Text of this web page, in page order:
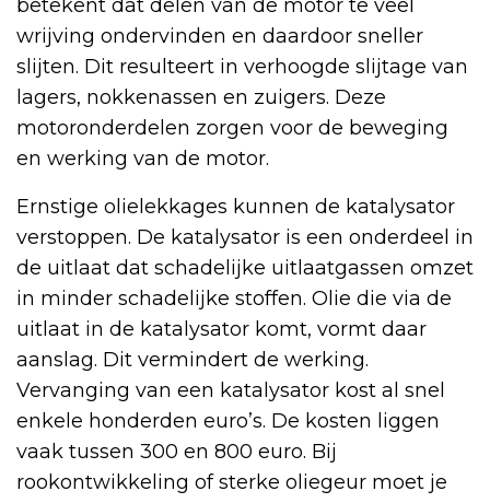
betekent dat delen van de motor te veel
wrijving ondervinden en daardoor sneller
slijten. Dit resulteert in verhoogde slijtage van
lagers, nokkenassen en zuigers. Deze
motoronderdelen zorgen voor de beweging
en werking van de motor.
Ernstige olielekkages kunnen de katalysator
verstoppen. De katalysator is een onderdeel in
de uitlaat dat schadelijke uitlaatgassen omzet
in minder schadelijke stoffen. Olie die via de
uitlaat in de katalysator komt, vormt daar
aanslag. Dit vermindert de werking.
Vervanging van een katalysator kost al snel
enkele honderden euro’s. De kosten liggen
vaak tussen 300 en 800 euro. Bij
rookontwikkeling of sterke oliegeur moet je